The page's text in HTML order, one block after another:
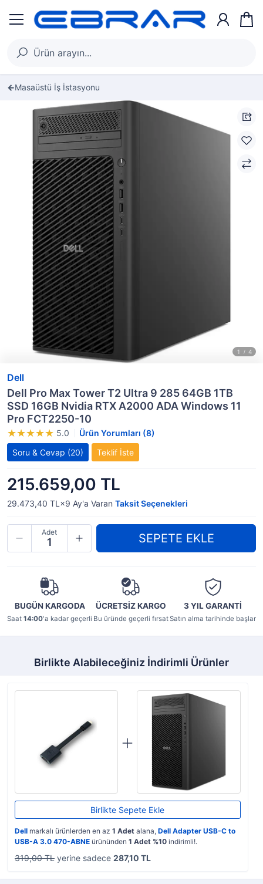
Masaüstü İş İstasyonu
Dell
Dell Pro Max Tower T2 Ultra 9 285 64GB 1TB
SSD 16GB Nvidia RTX A2000 ADA Windows 11
Pro FCT2250-10
5.0
Ürün Yorumları (8)
Soru & Cevap (20) Teklif İste
215.659,00 TL
29.473,40 TL×9 Ay'a Varan Taksit Seçenekleri
Adet
BUGÜN KARGODA
Saat 14:00'a kadar geçerli
ÜCRETSİZ KARGO
Bu üründe geçerli fırsat
3 YILGARANTİ
Satın alma tarihinde başlar
Birlikte Alabileceğiniz İndirimli Ürünler
Birlikte Sepete Ekle
Dell markalı ürünlerden en az 1 Adet alana, Dell Adapter USB-C to
USB-A 3.0 470-ABNE ürününden 1 Adet %10 indirimli!.
319,00 TL yerine sadece 287,10 TL